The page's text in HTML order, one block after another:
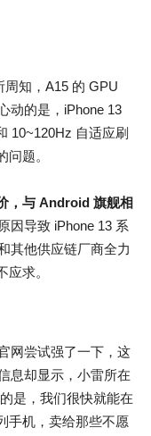
周知，A15 的 GPU
动的是，iPhone 13
10~120Hz 自适应刷
题。
，与 Android 旗舰相
因导致 iPhone 13 系
其他供应链厂商全力
求。
网尝试强了一下，这
息却显示，小雷所在
是，我们很快就能在
手机，卖给那些不愿